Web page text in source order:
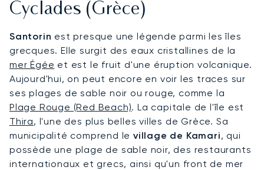
Cyclades (Grèce)
Santorin est presque une légende parmi les îles
grecques. Elle surgit des eaux cristallines de la
mer Égée et est le fruit d'une éruption volcanique.
Aujourd'hui, on peut encore en voir les traces sur
ses plages de sable noir ou rouge, comme la
Plage Rouge (Red Beach). La capitale de l'île est
Thira, l'une des plus belles villes de Grèce. Sa
municipalité comprend levillage de Kamari, qui
possède une plage de sable noir, des restaurants
internationaux et grecs, ainsi qu'un front de mer